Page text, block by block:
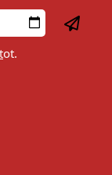
ot.